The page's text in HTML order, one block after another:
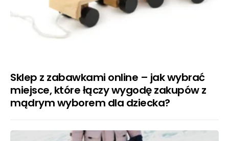
Sklep z zabawkami online – jak wybrać
miejsce, które łączy wygodę zakupów z
mądrym wyborem dla dziecka?